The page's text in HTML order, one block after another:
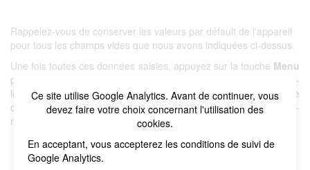
Ce site utilise Google Analytics. Avant de continuer, vous
devez faire votre choix concernant l'utilisation des
cookies.
En acceptant, vous accepterez les conditions de suivi de
Google Analytics.
Rappelez-vous de conserver les valeurs par défault de l'appareil
pour tous les champs vides que nous avons indiquées ci-dessus.
Une fois toutes ces données saisies, appuyez sur la touche Menu
puis
. Si vous avez créé un nouvel APN, sélectionnez-
le. Enfin, le téléphone mobile bénéficiera à nouveau d'une
couverture de données afin de pouvoir naviguer, gérer ses e-
mails et utiliser les applications nécessitant une connexion.